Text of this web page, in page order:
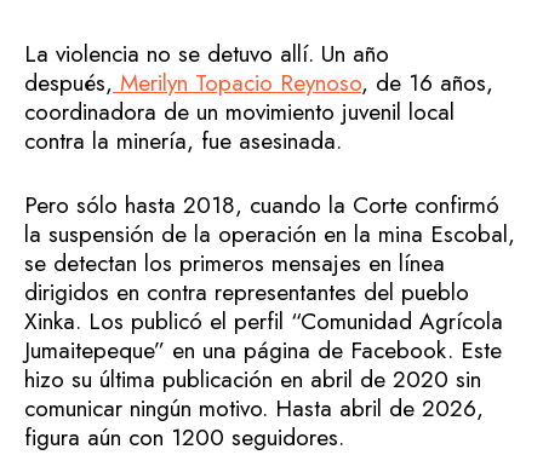
La violencia no se detuvo allí. Un año
después, Merilyn Topacio Reynoso, de 16 años,
coordinadora de un movimiento juvenil local
contra la minería, fue asesinada.
Pero sólo hasta 2018, cuando la Corte confirmó
la suspensión de la operación en la mina Escobal,
se detectan los primeros mensajes en línea
dirigidos en contra representantes del pueblo
Xinka. Los publicó el perfil “Comunidad Agrícola
Jumaitepeque” en una página de Facebook. Este
hizo su última publicación en abril de 2020 sin
comunicar ningún motivo. Hasta abril de 2026,
figura aún con 1200 seguidores.